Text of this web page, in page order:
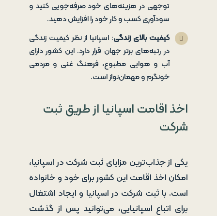
توجهی در هزینه‌های خود صرفه‌جویی کنید و
سودآوری کسب و کار خود را افزایش دهید.
کیفیت بالای زندگی: اسپانیا از نظر کیفیت زندگی
در رتبه‌های برتر جهان قرار دارد. این کشور دارای
آب و هوایی مطبوع، فرهنگ غنی و مردمی
خونگرم و مهمان‌نواز است.
اخذ اقامت اسپانیا از طریق ثبت
شرکت
یکی از جذاب‌ترین مزایای ثبت شرکت در اسپانیا،
امکان اخذ اقامت این کشور برای خود و خانواده
است. با ثبت شرکت در اسپانیا و ایجاد اشتغال
برای اتباع اسپانیایی، می‌توانید پس از گذشت